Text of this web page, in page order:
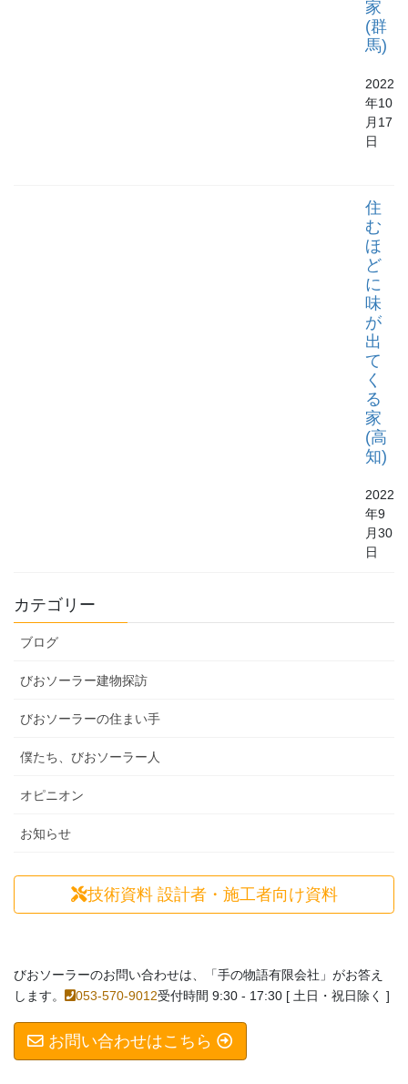
家
(群
馬)
2022
年10
月17
日
住
む
ほ
ど
に
味
が
出
て
く
る
家
(高
知)
2022
年9
月30
日
カテゴリー
ブログ
びおソーラー建物探訪
びおソーラーの住まい手
僕たち、びおソーラー人
オピニオン
お知らせ
技術資料 設計者・施工者向け資料
びおソーラーのお問い合わせは、「手の物語有限会社」がお答え
します。
053-570-9012受付時間 9:30 - 17:30 [ 土日・祝日除く ]
お問い合わせはこちら